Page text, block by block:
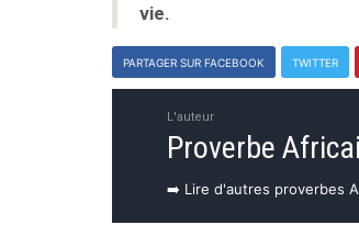
vie.
PARTAGER SUR FACEBOOK TWITTER
L'auteur
Proverbe
➡️ Lire d'autres proverbes